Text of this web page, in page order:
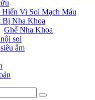
Vi Soi Mạch Máu
Bị Nha Khoa
Ghế Nha Khoa
soi
âm